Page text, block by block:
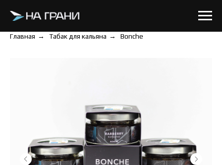
Главная → Табак для кальяна → Bonche